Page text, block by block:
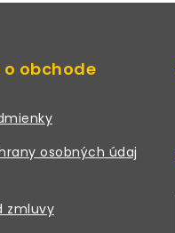
obchode
osobných údaj
zmluvy